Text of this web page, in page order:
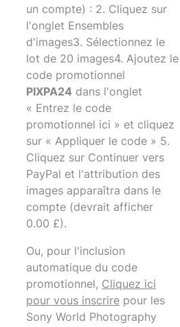
un compte) : 2. Cliquez sur
l'onglet Ensembles
d'images3. Sélectionnez le
lot de 20 images4. Ajoutez le
code promotionnel
PIXPA24 dans l'onglet
« Entrez le code
promotionnel ici » et cliquez
sur « Appliquer le code » 5.
Cliquez sur Continuer vers
PayPal et l'attribution des
images apparaîtra dans le
compte (devrait afficher
0.00 £).
Ou, pour l'inclusion
automatique du code
promotionnel, Cliquez ici
pour vous inscrire pour les
Sony World Photography